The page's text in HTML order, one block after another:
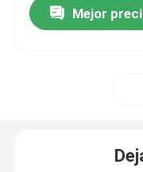
Molinillo de
Mejor